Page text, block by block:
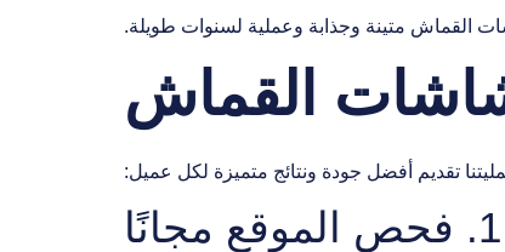
القماش متينة وجذابة وعملية لسنوات طويلة.
القماش
تقديم أفضل جودة ونتائج متميزة لكل عميل:
1. فحص الموقع مجانًا